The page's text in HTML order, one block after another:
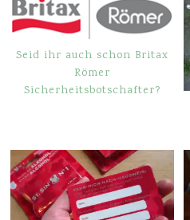
Seid ihr auch schon Britax
Römer
Sicherheitsbotschafter?